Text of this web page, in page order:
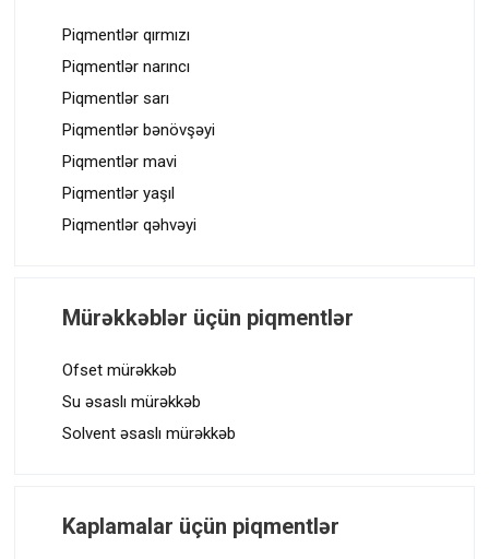
Piqmentlər qırmızı
Piqmentlər narıncı
Piqmentlər sarı
Piqmentlər bənövşəyi
Piqmentlər mavi
Piqmentlər yaşıl
Piqmentlər qəhvəyi
Mürəkkəblər üçün piqmentlər
Ofset mürəkkəb
Su əsaslı mürəkkəb
Solvent əsaslı mürəkkəb
Kaplamalar üçün piqmentlər